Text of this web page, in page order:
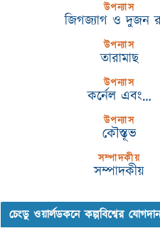
উপন্যাস
জিগজ্যাগ ও দুজন
উপন্যাস
তারামাছ
উপন্যাস
কর্নেল এবং…
উপন্যাস
কৌস্তূভ
সম্পাদকীয়
সম্পাদকীয়
চেংডু ওয়ার্লডকনে কল্পবিশ্বের